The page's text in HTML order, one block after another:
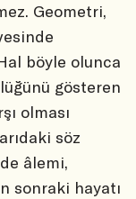
Geometri,
böyle olunca
gösteren
olması
söz
âlemi,
sonraki hayatı